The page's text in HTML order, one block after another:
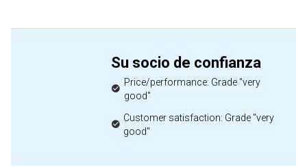
Su socio de confianza
Price/performance: Grade "very
good"
Customer satisfaction: Grade "very
good"